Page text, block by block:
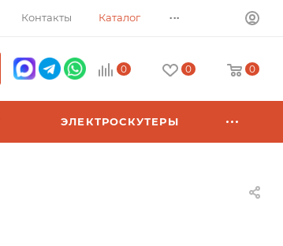
Контакты Каталог ...
0 0 0
ЭЛЕКТРОСКУТЕРЫ